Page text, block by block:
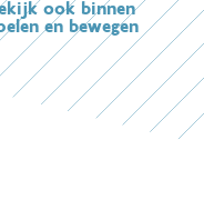
ook binnen
en bewegen